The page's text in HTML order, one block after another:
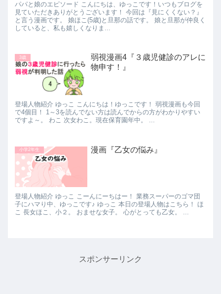
パパと娘のエピソード こんにちは、ゆっこです！いつもブログを
見ていただきありがとうございます！ 今回は『見にくくない？』
と言う漫画です。 娘ほこ(5歳)と旦那の話です。 娘と旦那が仲良く
していると、私も嬉しくなりま...
3歳
弱視漫画4『３歳児健診のアレに
物申す！』
登場人物紹介 ゆっこ こんにちは！ゆっこです！ 弱視漫画も今回
で4個目！ 1～3を読んでない方は読んでからの方がわかりやすい
ですよ～。 わこ 次女わこ。現在保育園年中。 ...
小学2年生 漫画『乙女の悩み』
登場人物紹介 ゆっこ こーんにーちはー！ 業務スーパーのゴマ団
子にハマり中、ゆっこです♪ ゆっこ 本日の登場人物はこちら！ ほ
こ 長女ほこ、小２。 おませな女子。 心がとっても乙女。 ...
スポンサーリンク